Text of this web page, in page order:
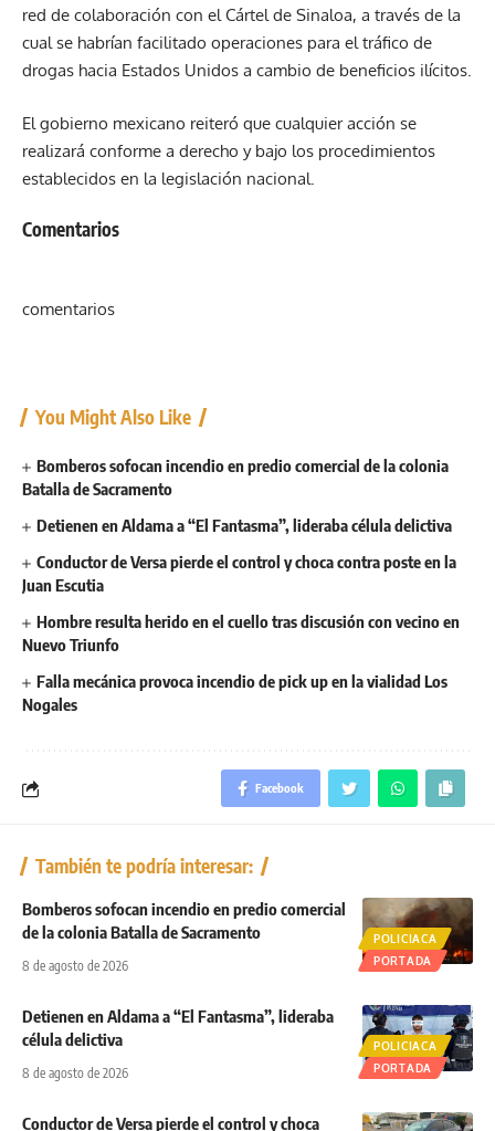
red de colaboración con el Cártel de Sinaloa, a través de la
cual se habrían facilitado operaciones para el tráfico de
drogas hacia Estados Unidos a cambio de beneficios ilícitos.
El gobierno mexicano reiteró que cualquier acción se
realizará conforme a derecho y bajo los procedimientos
establecidos en la legislación nacional.
Comentarios
comentarios
You Might Also Like
Bomberos sofocan incendio en predio comercial de la colonia
Batalla de Sacramento
Detienen en Aldama a “El Fantasma”, lideraba célula delictiva
Conductor de Versa pierde el control y choca contra poste en la
Juan Escutia
Hombre resulta herido en el cuello tras discusión con vecino en
Nuevo Triunfo
Falla mecánica provoca incendio de pick up en la vialidad Los
Nogales
Facebook
También te podría interesar:
POLICIACA
PORTADA
Bomberos sofocan incendio en predio comercial
de la colonia Batalla de Sacramento
8 de agosto de 2026
POLICIACA
PORTADA
Detienen en Aldama a “El Fantasma”, lideraba
célula delictiva
8 de agosto de 2026
Conductor de Versa pierde el control y choca